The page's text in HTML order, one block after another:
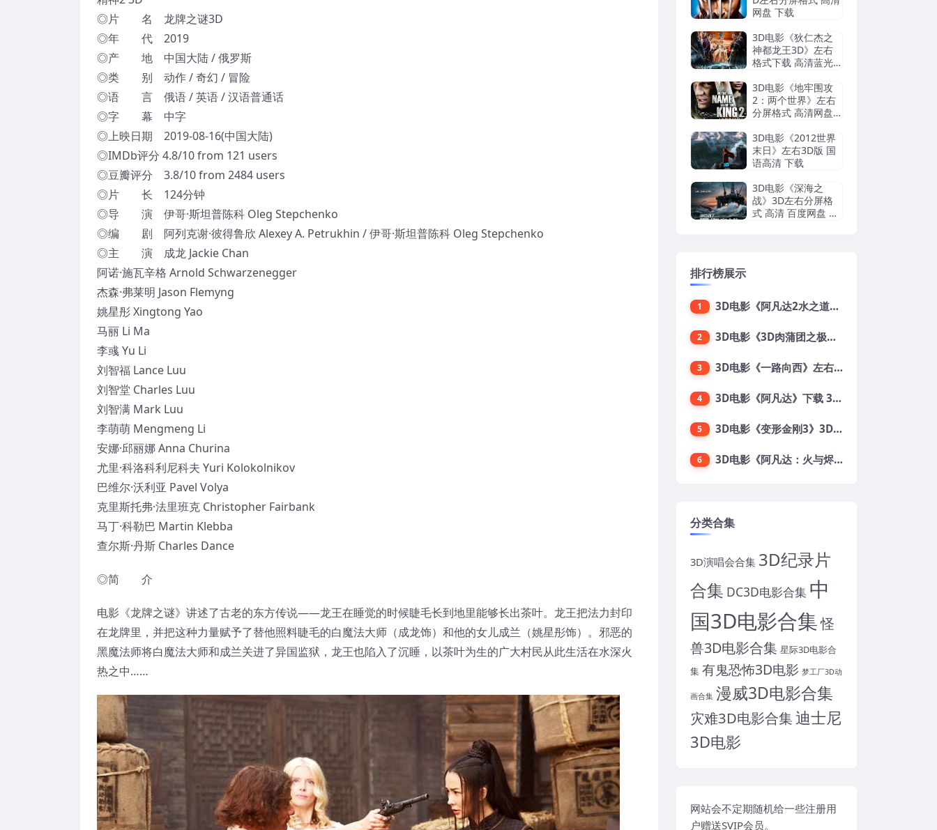
◎片 名 龙牌之谜3D
◎年 代 2019
◎产 地 中国大陆 / 俄罗斯
◎类 别 动作 / 奇幻 / 冒险
◎语 言 俄语 / 英语 / 汉语普通话
◎字 幕 中字
◎上映日期 2019-08-16(中国大陆)
◎IMDb评分 4.8/10 from 121 users
◎豆瓣评分 3.8/10 from 2484 users
◎片 长 124分钟
◎导 演 伊哥·斯坦普陈科 Oleg Stepchenko
◎编 剧 阿列克谢·彼得鲁欣 Alexey A. Petrukhin / 伊哥·斯坦普陈科 Oleg Stepchenko
◎主 演 成龙 Jackie Chan
阿诺·施瓦辛格 Arnold Schwarzenegger
杰森·弗莱明 Jason Flemyng
姚星彤 Xingtong Yao
马丽 Li Ma
李彧 Yu Li
刘智福 Lance Luu
刘智堂 Charles Luu
刘智满 Mark Luu
李萌萌 Mengmeng Li
安娜·邱丽娜 Anna Churina
尤里·科洛科利尼科夫 Yuri Kolokolnikov
巴维尔·沃利亚 Pavel Volya
克里斯托弗·法里班克 Christopher Fairbank
马丁·科勒巴 Martin Klebba
查尔斯·丹斯 Charles Dance
◎简 介
电影《龙牌之谜》讲述了古老的东方传说——龙王在睡觉的时候睫毛长到地里能够长出茶叶。龙王把法力封印
在龙牌里，并把这种力量赋予了替他照料睫毛的白魔法大师（成龙饰）和他的女儿成兰（姚星彤饰）。邪恶的
黑魔法师将白魔法大师和成兰关进了异国监狱，龙王也陷入了沉睡，以茶叶为生的广大村民从此生活在水深火
热之中……
网盘 下载
3D电影《狄仁杰之
神都龙王3D》左右
格式下载 高清蓝光 3
3D电影《地牢围攻
2：两个世界》左右
分屏格式 高清网盘
3D电影《2012世界
末日》左右3D版 国
语高清 下载
3D电影《深海之
战》3D左右分屏格
式 高清 百度网盘 下
排行榜展示
1 3D电影《阿凡达2水之道》3D左右格式 高清蓝光原盘 网盘下载 中文配音 4K3DVR电影
2 3D电影《3D肉蒲团之极乐宝鉴》下载 全球首部3D限制级电影 网盘下载
3 3D电影《一路向西》左右格式 3D版 高清 网盘 下载
4 3D电影《阿凡达》下载 3D左右格式 加长版 网盘下载
5 3D电影《变形金刚3》3D左右格式 高清蓝光 百度网盘+迅雷 下载 出屏国配字幕.国英双语
6 3D电影《阿凡达：火与烬》3D 4K Avatar：Fire and Ash 3D 左右格式 高清4K 电影 下载
分类合集
3D演唱会合集 3D纪录片
合集 DC3D电影合集 中
国3D电影合集怪
兽3D电影合集 星际3D电影合
集 有鬼恐怖3D电影 梦工厂3D动
画合集 漫威3D电影合集
灾难3D电影合集迪士尼
3D电影
网站会不定期随机给一些注册用
户赠送SVIP会员。